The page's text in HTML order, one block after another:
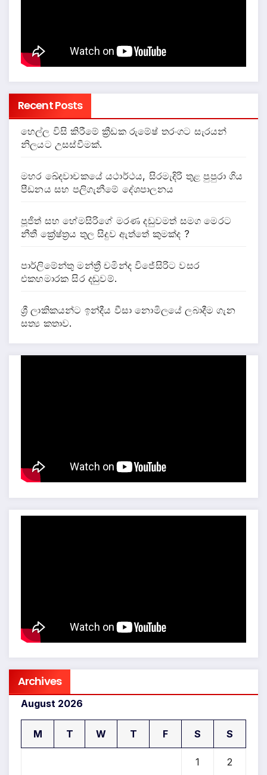
Recent Posts
හෙල්ල විසි කිරීමේ ක්‍රීඩක රුමේෂ් තරංගට සැරයන්
නිලයට උසස්වීමක්.
මහර ඛේදවාචකයේ යථාර්ථය, සිරමැදිරි තුළ පුපුරා ගිය
පීඩනය සහ පලිගැනීමේ දේශපාලනය
පූජිත් සහ හේමසිරිගේ මරණ දඩුවමත් සමග මෙරට
නීතී ක්‍රේෂ්ත්‍රය තුල සිදුව ඇත්තේ කුමක්ද ?
පාර්ලිමේන්තු මන්ත්‍රී චමින්ද විජේසිරිට වසර
එකහමාරක සිර දඬුවම්.
ශ්‍රී ලාකිකයන්ට ඉන්දීය වීසා නොමිලයේ ලබාදීම ගැන
සත්‍ය කතාව.
Archives
August 2026
M T W T F S S
1 2